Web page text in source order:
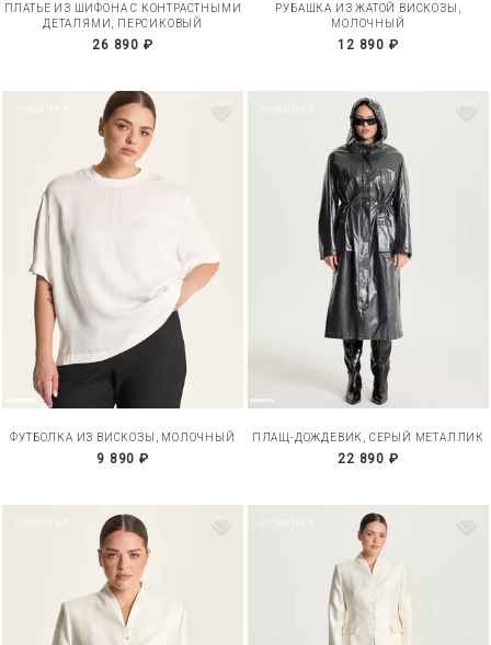
ПЛАТЬЕ ИЗ ШИФОНА С КОНТРАСТНЫМИ
ДЕТАЛЯМИ, ПЕРСИКОВЫЙ
26 890 ₽
РУБАШКА ИЗ ЖАТОЙ ВИСКОЗЫ,
МОЛОЧНЫЙ
12 890 ₽
ФУТБОЛКА ИЗ ВИСКОЗЫ, МОЛОЧНЫЙ
9 890 ₽
ПЛАЩ-ДОЖДЕВИК, СЕРЫЙ МЕТАЛЛИК
22 890 ₽